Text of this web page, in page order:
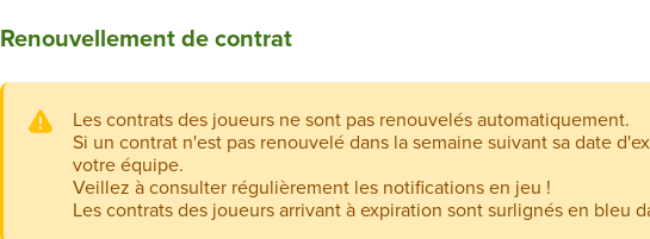
Renouvellement de contrat
Les contrats des joueurs ne sont pas renouvelés automatiquement.
Si un contrat n'est pas renouvelé dans la semaine suivant sa date
votre équipe.
Veillez à consulter régulièrement les notifications en jeu !
Les contrats des joueurs arrivant à expiration sont surlignés en bleu